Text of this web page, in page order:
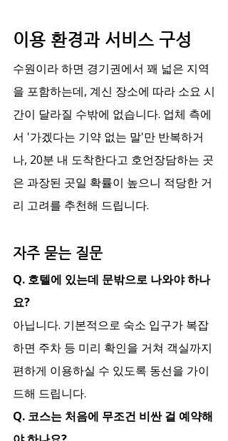
이용 환경과 서비스 구성
수원이라 하면 경기권에서 꽤 넓은 지역
을 포함하는데, 계신 장소에 따라 소요 시
간이 달라질 수밖에 없습니다. 업체 측에
서 '가겠다는 기약 없는 말'만 반복하거
나, 20분 내 도착한다고 호언장담하는 곳
은 과장된 곳일 확률이 높으니 적당한 거
리 고려를 추천해 드립니다.
자주 묻는 질문
Q. 호텔에 있는데 문밖으로 나와야 하나
요?
아닙니다. 기본적으로 숙소 입구가 복잡
하면 주차 등 미리 확인을 거쳐 객실까지
편하게 이용하실 수 있도록 동선을 가이
드해 드립니다.
Q. 코스는 처음에 무조건 비싼 걸 예약해